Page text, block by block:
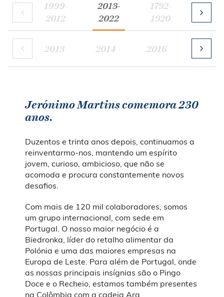
1999-
2012
2013-
2022
1792-
1920
1921-
2013 2014 2016 2017
Jerónimo Martins comemora 230
anos.
Duzentos e trinta anos depois, continuamos a
reinventarmo-nos, mantendo um espírito
jovem, curioso, ambicioso, que não se
acomoda e procura constantemente novos
desafios.
Com mais de 120 mil colaboradores, somos
um grupo internacional, com sede em
Portugal. O nosso maior negócio é a
Biedronka, líder do retalho alimentar da
Polónia e uma das maiores empresas na
Europa de Leste. Para além de Portugal, onde
as nossas principais insígnias são o Pingo
Doce e o Recheio, estamos também presentes
na Colômbia com a cadeia Ara.